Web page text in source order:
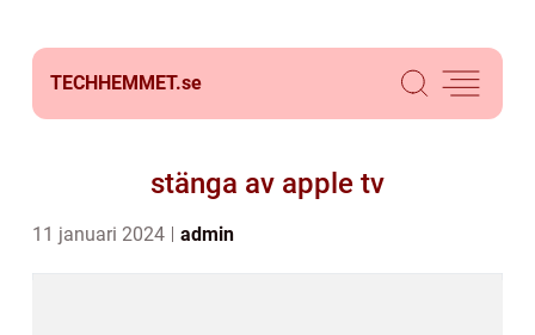
TECHHEMMET.se
stänga av apple tv
11 januari 2024 admin